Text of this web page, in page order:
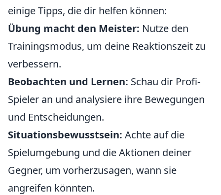
einige Tipps, die dir helfen können:
Übung macht den Meister: Nutze den
Trainingsmodus, um deine Reaktionszeit zu
verbessern.
Beobachten und Lernen: Schau dir Profi-
Spieler an und analysiere ihre Bewegungen
und Entscheidungen.
Situationsbewusstsein: Achte auf die
Spielumgebung und die Aktionen deiner
Gegner, um vorherzusagen, wann sie
angreifen könnten.